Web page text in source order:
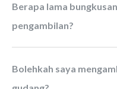
Berapa lama bungkusan saya akan berada di lokasi
pengambilan?
Bolehkah saya mengambil bungkusan saya sendiri di